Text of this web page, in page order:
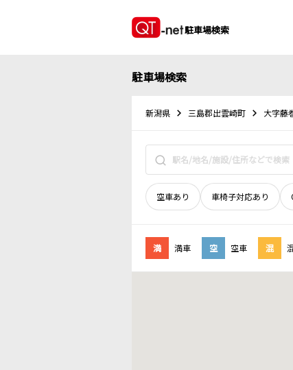
駐車場検索
駐車場検索
新潟県 三島郡出雲崎町 大字藤
空車あり 車椅子対応あり
満 満車 空 空車 混